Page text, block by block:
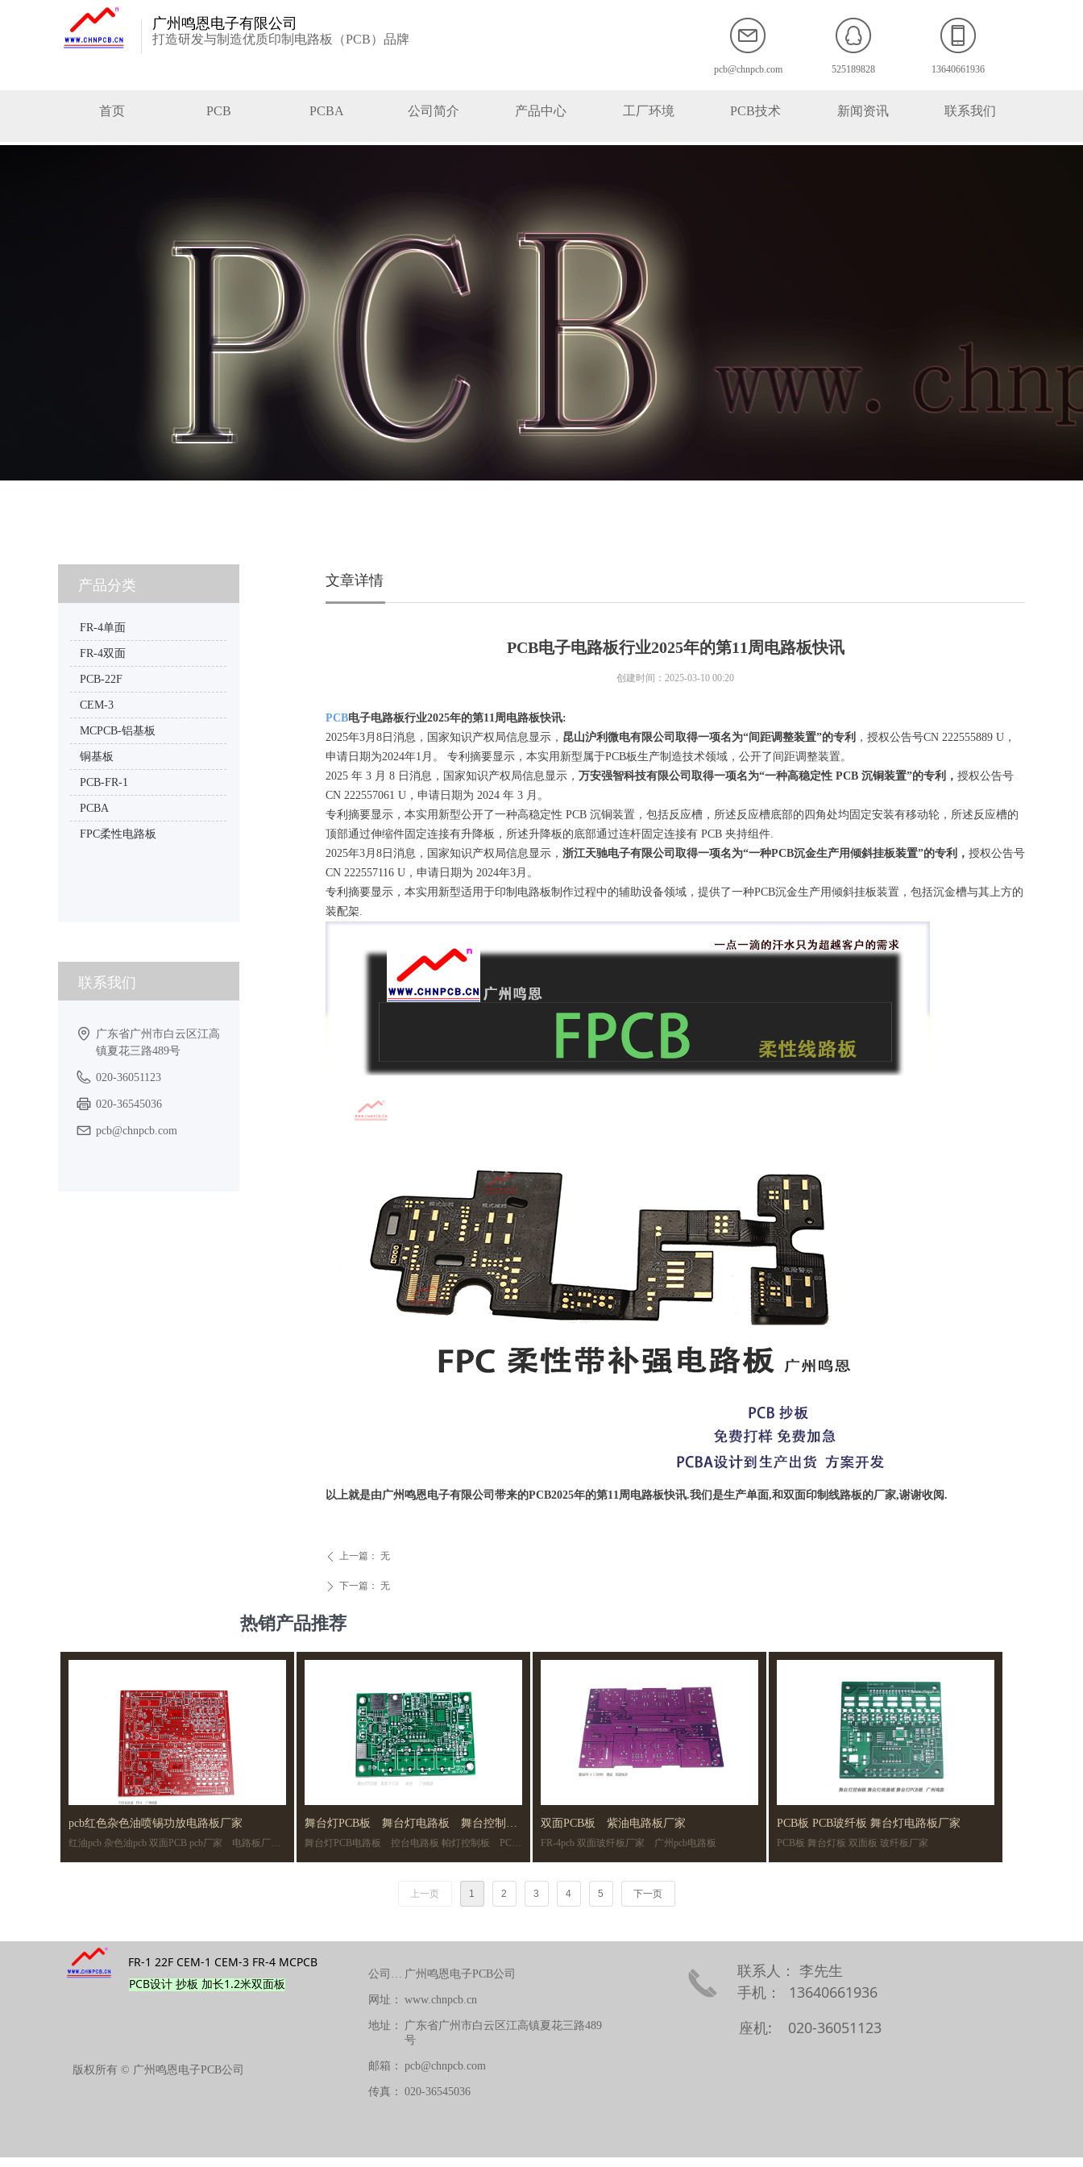
广州鸣恩电子有限公司
打造研发与制造优质印制电路板（PCB）品牌
pcb@chnpcb.com 525189828 13640661936
首页 PCB PCBA 公司简介 产品中心 工厂环境 PCB技术 新闻资讯 联系我们
PCB电子电路板行业2025年的第11周电路板快讯
PCB电子电路板行业2025年的第11周电路板快讯:
2025年3月8日消息，国家知识产权局信息显示， 昆山沪利微电有限公司取得一项名为“间距调整装置”的专利 ，授权公告号CN 222555889 U，
申请日期为2024年1月。 专利摘要显示，本实用新型属于PCB板生产制造技术领域，公开了间距调整装置。
2025 年 3 月 8 日消息，国家知识产权局信息显示， 万安强智科技有限公司取得一项名为“一种高稳定性 PCB 沉铜装置”的专利， 授权公告号
CN 222557061 U，申请日期为 2024 年 3 月。
专利摘要显示，本实用新型公开了一种高稳定性 PCB 沉铜装置，包括反应槽，所述反应槽底部的四角处均固定安装有移动轮，所述反应槽的
顶部通过伸缩件固定连接有升降板，所述升降板的底部通过连杆固定连接有 PCB 夹持组件.
2025年3月8日消息，国家知识产权局信息显示， 浙江天驰电子有限公司取得一项名为“一种PCB沉金生产用倾斜挂板装置”的专利， 授权公告号
CN 222557116 U，申请日期为 2024年3月。
专利摘要显示，本实用新型适用于印制电路板制作过程中的辅助设备领域，提供了一种PCB沉金生产用倾斜挂板装置，包括沉金槽与其上方的
装配架.
以上就是由广州鸣恩电子有限公司带来的PCB2025年的第11周电路板快讯.我们是生产单面,和双面印制线路板的厂家,谢谢收阅.
产品分类
FR-4单面
FR-4双面
PCB-22F
CEM-3
MCPCB-铝基板
铜基板
PCB-FR-1
PCBA
FPC柔性电路板
联系我们
广东省广州市白云区江高
镇夏花三路489号
020-36051123
020-36545036
pcb@chnpcb.com
文章详情
创建时间： 2025-03-10 00:20
ꄴ 上一篇： 无
ꄲ 下一篇： 无
pcb红色杂色油喷锡功放电路板厂家
红油pcb 杂色油pcb 双面PCB pcb厂家 电路板厂
舞台灯PCB板 舞台灯电路板 舞台控制线
路板 pcb厂家
舞台灯PCB电路板 控台电路板 帕灯控制板 PCB
双面PCB板 紫油电路板厂家
FR-4pcb 双面玻纤板厂家 广州pcb电路板
PCB板 PCB玻纤板 舞台灯电路板厂家
PCB板 舞台灯板 双面板 玻纤板厂家
上一页 1 2 3 4 5 下一页
热销产品推荐
版权所有 © 广州鸣恩电子PCB公司
끅
公司名称： 广州鸣恩电子PCB公司
网址： www.chnpcb.cn
地址：
广东省广州市白云区江高镇夏花三路489
号
邮箱： pcb@chnpcb.com
传真： 020-36545036
PCB设计 抄板 加长1.2米双面板
FR-1 22F CEM-1 CEM-3 FR-4 MCPCB
联系人： 李先生
手机： 13640661936
座机: 020-36051123